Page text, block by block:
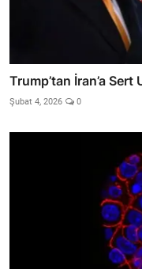
Trump’tan İran’a
Şubat 4, 2026 0